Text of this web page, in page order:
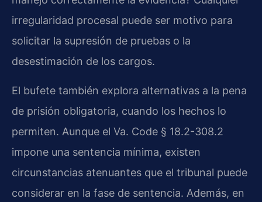
irregularidad procesal puede ser motivo para
solicitar la supresión de pruebas o la
desestimación de los cargos.
El bufete también explora alternativas a la pena
de prisión obligatoria, cuando los hechos lo
permiten. Aunque el Va. Code § 18.2-308.2
impone una sentencia mínima, existen
circunstancias atenuantes que el tribunal puede
considerar en la fase de sentencia. Además, en